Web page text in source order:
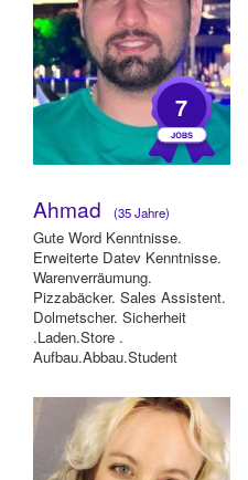
7
Ahmad (35 Jahre)
Gute Word Kenntnisse.
Erweiterte Datev Kenntnisse.
Warenverräumung.
Pizzabäcker. Sales Assistent.
Dolmetscher. Sicherheit
.Laden.Store .
Aufbau.Abbau.Student